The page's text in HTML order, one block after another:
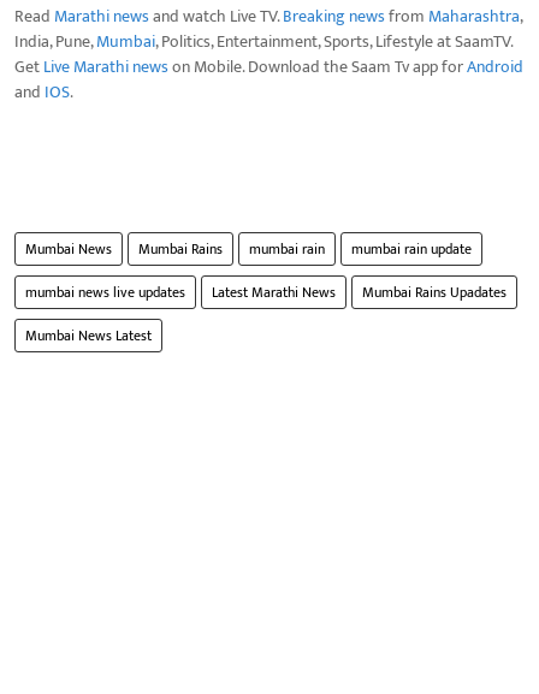
Read Marathi newsand watch Live TV.Breaking newsfrom Maharashtra,
India, Pune,Mumbai, Politics, Entertainment, Sports, Lifestyle at SaamTV.
GetLive Marathi newson Mobile. Download the Saam Tv app forAndroid
and IOS.
Mumbai News Mumbai Rains mumbai rain
mumbai rain update
mumbai news live updates
Latest Marathi News
Mumbai Rains Upadates
Mumbai News Latest